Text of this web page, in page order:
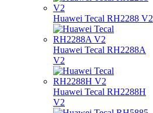
Huawei Tecal RH2288 V2
Huawei Tecal RH2288A
V2
Huawei Tecal RH2288H
V2